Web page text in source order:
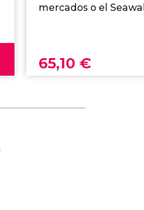
mercados o el Seawall
65,10 €